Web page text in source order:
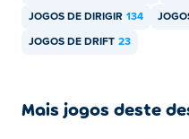
JOGOS DE DIRIGIR 134
JOGOS DE DRIFT 23
Mais jogos deste